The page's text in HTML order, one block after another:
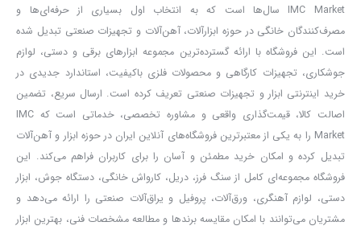
بالا گفته شد، عملکردی کاملاً رضایت‌بخش به شما ارائه خواهد داد.
از سوی دیگر می‌بایست به تعمیرپذیری بالای این محصول اشاره کنیم که
باعث عمر طولانی آن شده است: لوازم جانبی این دستگاه در بازار در
دسترس شما هستند و همچنین موتور آن طراحی ساده‌ای دارد و در صورت
بروز ایراد می‌توان آن را تعمیر کرد.
از همین رو در مجموع می‌توان گفت با یک محصول قدرتمند و دارای طول
عمر بالا مواجه هستید که می‌تواند دستیاری قدرتمند در شستن لوازم نقلیه
شما باشد. با ما همراه باشید تا نگاهی دقیق‌تر به ویژگی‌های فنی دستگاه
کارواش کنزاکس داشته باشیم.
IMC Market سال‌ها است که به انتخاب اول بسیاری از حرفه‌ای‌ها و
مصرف‌کنندگان خانگی در حوزه ابزارآلات، آهن‌آلات و تجهیزات صنعتی تبدیل شده
است. این فروشگاه با ارائه گسترده‌ترین مجموعه ابزارهای برقی و دستی، لوازم
جوشکاری، تجهیزات کارگاهی و محصولات فلزی باکیفیت، استاندارد جدیدی در
خرید اینترنتی ابزار و تجهیزات صنعتی تعریف کرده است. ارسال سریع، تضمین
اصالت کالا، قیمت‌گذاری واقعی و مشاوره تخصصی، خدماتی است که IMC
Market را به یکی از معتبرترین فروشگاه‌های آنلاین ایران در حوزه ابزار و آهن‌آلات
تبدیل کرده و امکان خرید مطمئن و آسان را برای کاربران فراهم می‌کند. این
فروشگاه مجموعه‌ای کامل از سنگ فرز، دریل، کارواش خانگی، دستگاه جوش، ابزار
دستی، لوازم آهنگری، ورق‌آلات، پروفیل و یراق‌آلات صنعتی را ارائه می‌دهد و
مشتریان می‌توانند با امکان مقایسه برندها و مطالعه مشخصات فنی، بهترین ابزار